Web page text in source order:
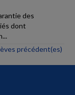
des
dont
précédent(es)